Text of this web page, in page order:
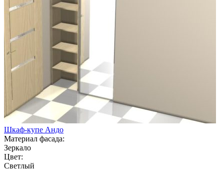
Шкаф-купе Андо
Материал фасада:
Зеркало
Цвет:
Светлый